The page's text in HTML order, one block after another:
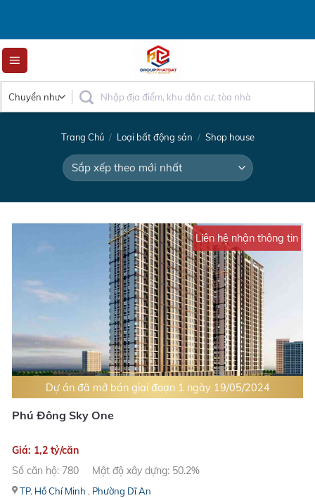
content
Trang Chủ / Loại bất động sản / Shop house
Liên hệ nhận thông tin
Dự án đã mở bán giai đoạn 1 ngày 19/05/2024
Phú Đông Sky One
Giá: 1,2 tỷ/căn
Số căn hộ: 780
Mật độ xây dựng: 50.2%
TP. Hồ Chí Minh , Phường Dĩ An